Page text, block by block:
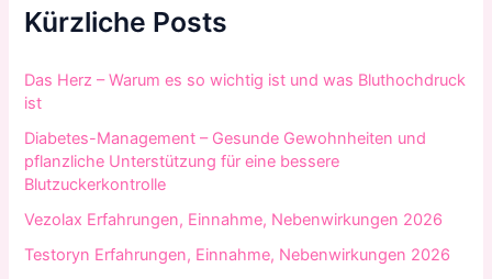
n
a
h
:
Kürzliche Posts
Das Herz – Warum es so wichtig ist und was Bluthochdruck
ist
Diabetes-Management – Gesunde Gewohnheiten und
pflanzliche Unterstützung für eine bessere
Blutzuckerkontrolle
Vezolax Erfahrungen, Einnahme, Nebenwirkungen 2026
Testoryn Erfahrungen, Einnahme, Nebenwirkungen 2026